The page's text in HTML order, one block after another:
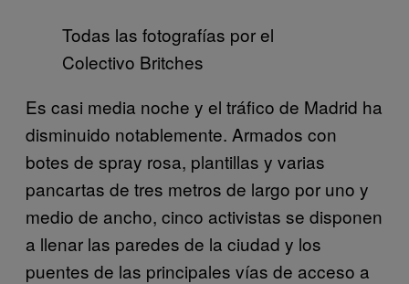
Todas las fotografías por el
Colectivo Britches
Es casi media noche y el tráfico de Madrid ha
disminuido notablemente. Armados con
botes de spray rosa, plantillas y varias
pancartas de tres metros de largo por uno y
medio de ancho, cinco activistas se disponen
a llenar las paredes de la ciudad y los
puentes de las principales vías de acceso a